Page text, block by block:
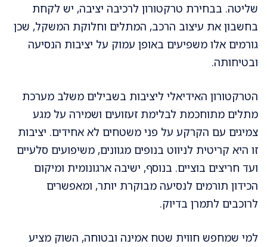
שליטה. בבחירת טרקטורון לרכיבה יציבה, יש לקחת
בחשבון את עיצוב הרכב, המתלים וחלוקת המשקל, שכן
גורמים אלו משפיעים באופן עמוק על יציבות הנסיעה
ובטיחותה.
הטרקטורון האידיאלי ליציבות בשבילים משלב מערכת
מתלים מתוחכמת לבלימת זעזועים ושמירה על מגע
צמיגים עם הקרקע על פני משטחים לא אחידים. יציבות
זו היא קריטית לניווט בנופים מגוונים, משיפועים סלעיים
ועד חריצים בוציים. בנוסף, ישיבה ארגונומית ומיקום
הכידון תורמים לנסיעה מבוקרת יותר, ומאפשרים
לרוכבים לתמרן בדיוק.
למי שמחפש חווית שטח אמינה ובטוחה, השוק מציע